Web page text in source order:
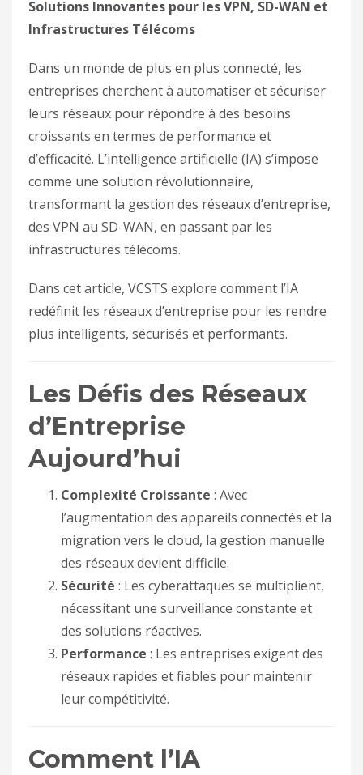
Solutions Innovantes pour les VPN, SD-WAN et
Infrastructures Télécoms
Dans un monde de plus en plus connecté, les
entreprises cherchent à automatiser et sécuriser
leurs réseaux pour répondre à des besoins
croissants en termes de performance et
d’efficacité. L’intelligence artificielle (IA) s’impose
comme une solution révolutionnaire,
transformant la gestion des réseaux d’entreprise,
des VPN au SD-WAN, en passant par les
infrastructures télécoms.
Dans cet article, VCSTS explore comment l’IA
redéfinit les réseaux d’entreprise pour les rendre
plus intelligents, sécurisés et performants.
Les Défis des Réseaux
d’Entreprise
Aujourd’hui
Complexité Croissante : Avec
l’augmentation des appareils connectés et la
migration vers le cloud, la gestion manuelle
des réseaux devient difficile.
Sécurité : Les cyberattaques se multiplient,
nécessitant une surveillance constante et
des solutions réactives.
Performance : Les entreprises exigent des
réseaux rapides et fiables pour maintenir
leur compétitivité.
Comment l’IA